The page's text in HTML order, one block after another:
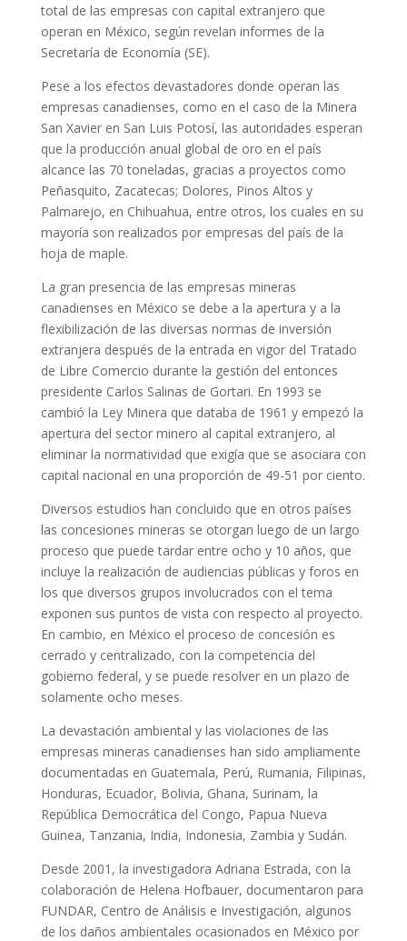
total de las empresas con capital extranjero que
operan en México, según revelan informes de la
Secretaría de Economía (SE).
Pese a los efectos devastadores donde operan las
empresas canadienses, como en el caso de la Minera
San Xavier en San Luis Potosí, las autoridades esperan
que la producción anual global de oro en el país
alcance las 70 toneladas, gracias a proyectos como
Peñasquito, Zacatecas; Dolores, Pinos Altos y
Palmarejo, en Chihuahua, entre otros, los cuales en su
mayoría son realizados por empresas del país de la
hoja de maple.
La gran presencia de las empresas mineras
canadienses en México se debe a la apertura y a la
flexibilización de las diversas normas de inversión
extranjera después de la entrada en vigor del Tratado
de Libre Comercio durante la gestión del entonces
presidente Carlos Salinas de Gortari. En 1993 se
cambió la Ley Minera que databa de 1961 y empezó la
apertura del sector minero al capital extranjero, al
eliminar la normatividad que exigía que se asociara con
capital nacional en una proporción de 49-51 por ciento.
Diversos estudios han concluido que en otros países
las concesiones mineras se otorgan luego de un largo
proceso que puede tardar entre ocho y 10 años, que
incluye la realización de audiencias públicas y foros en
los que diversos grupos involucrados con el tema
exponen sus puntos de vista con respecto al proyecto.
En cambio, en México el proceso de concesión es
cerrado y centralizado, con la competencia del
gobierno federal, y se puede resolver en un plazo de
solamente ocho meses.
La devastación ambiental y las violaciones de las
empresas mineras canadienses han sido ampliamente
documentadas en Guatemala, Perú, Rumania, Filipinas,
Honduras, Ecuador, Bolivia, Ghana, Surinam, la
República Democrática del Congo, Papua Nueva
Guinea, Tanzania, India, Indonesia, Zambia y Sudán.
Desde 2001, la investigadora Adriana Estrada, con la
colaboración de Helena Hofbauer, documentaron para
FUNDAR, Centro de Análisis e Investigación, algunos
de los daños ambientales ocasionados en México por